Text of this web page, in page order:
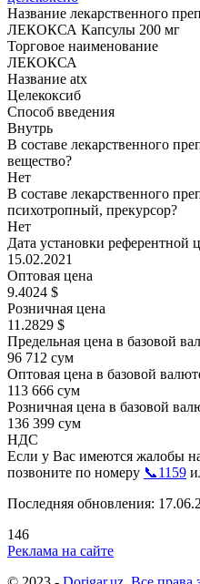
Название лекарственного
ЛЕКОКСА Капсулы 200 мг
Торговое наименование
ЛЕКОКСА
Название atx
Целекоксиб
Способ введения
Внутрь
В составе лекарственного
вещество?
Нет
В составе лекарственного
психотропный, прекурсор?
Нет
Дата установки референтной
15.02.2021
Оптовая цена
9.4024 $
Розничная цена
11.2829 $
Предельная цена в базовой
96 712 сум
Оптовая цена в базовой
113 666 сум
Розничная цена в базовой
136 399 сум
НДС
Если у Вас имеются жалобы
позвоните по номеру 📞1159
Последняя обновления:
146
Реклама на сайте